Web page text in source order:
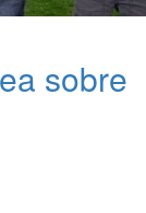
sobre